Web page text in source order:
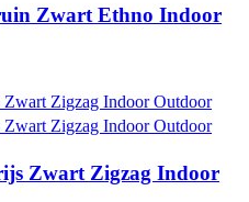
Zwart Ethno Indoor
Zwart Zigzag Indoor